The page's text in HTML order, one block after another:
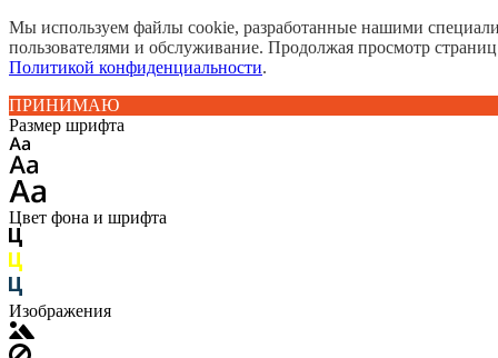
Мы используем файлы cookie, разработанные нашими
пользователями и обслуживание. Продолжая просмотр
Политикой конфиденциальности.
ПРИНИМАЮ
Размер шрифта
Цвет фона и шрифта
Изображения